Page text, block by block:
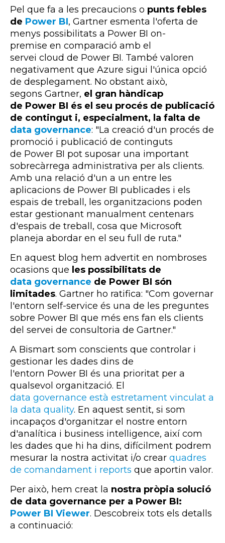
Pel que fa a les precaucions o punts febles
de Power BI, Gartner esmenta l'oferta de
menys possibilitats a Power BI on-
premise en comparació amb el
servei cloud de Power BI. També valoren
negativament que Azure sigui l'única opció
de desplegament. No obstant això,
segons Gartner, el gran hàndicap
de Power BI és el seu procés de publicació
de contingut i, especialment, la falta de
data governance: "La creació d'un procés de
promoció i publicació de continguts
de Power BI pot suposar una important
sobrecàrrega administrativa per als clients.
Amb una relació d'un a un entre les
aplicacions de Power BI publicades i els
espais de treball, les organitzacions poden
estar gestionant manualment centenars
d'espais de treball, cosa que Microsoft
planeja abordar en el seu full de ruta."
En aquest blog hem advertit en nombroses
ocasions que les possibilitats de
data governance de Power BI són
limitades. Gartner ho ratifica: "Com governar
l'entorn self-service és una de les preguntes
sobre Power BI que més ens fan els clients
del servei de consultoria de Gartner."
A Bismart som conscients que controlar i
gestionar les dades dins de
l'entorn Power BI és una prioritat per a
qualsevol organització. El
data governance està estretament vinculat a
la data quality. En aquest sentit, si som
incapaços d'organitzar el nostre entorn
d'analítica i business intelligence, així com
les dades que hi ha dins, difícilment podrem
mesurar la nostra activitat i/o crear quadres
de comandament i reports que aportin valor.
Per això, hem creat la nostra pròpia solució
de data governance per a Power BI:
Power BI Viewer. Descobreix tots els detalls
a continuació: